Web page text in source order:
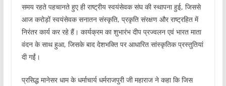
समय रहते पहचानते हुए ही राष्ट्रीय स्वयंसेवक संघ की स्थापना हुई, जिससे
आज करोड़ों स्वयंसेवक सनातन संस्कृति, प्रकृति संरक्षण और राष्ट्रहित में
निरंतर कार्य कर रहे हैं। कार्यक्रम का शुभारंभ दीप प्रज्वलन एवं भारत माता
वंदन के साथ हुआ, जिसके बाद देशभक्ति पर आधारित सांस्कृतिक प्रस्तुतियां
दी गईं।
प्रसिद्ध मानेसर धाम के धर्माचार्य धर्मराजपुरी जी महाराज ने कहा कि जिस